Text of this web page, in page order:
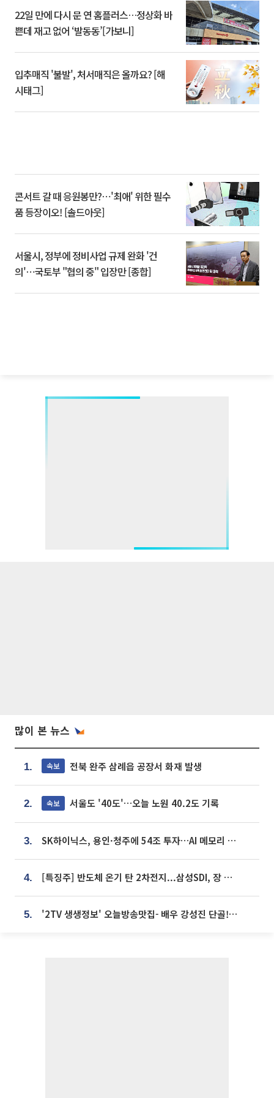
22일 만에 다시 문 연 홈플러스…정상화 바
쁜데 재고 없어 ‘발동동’[가보니]
입추매직 '불발', 처서매직은 올까요? [해
시태그]
콘서트 갈 때 응원봉만?⋯'최애' 위한 필수
품 등장이오! [솔드아웃]
서울시, 정부에 정비사업 규제 완화 '건
의'⋯국토부 "협의 중" 입장만 [종합]
많이 본 뉴스
1. 속보 전북 완주 삼례읍 공장서 화재 발생
2. 속보 서울도 '40도'…오늘 노원 40.2도 기록
3. SK하이닉스, 용인·청주에 54조 투자…AI 메모리 생산기지 키운다
4. [특징주] 반도체 온기 탄 2차전지...삼성SDI, 장 초반 7% 넘게 껑충
5. '2TV 생생정보' 오늘방송맛집- 배우 강성진 단골! 쌀국수ㆍ푸팟퐁 커리 맛집 '블○○○'